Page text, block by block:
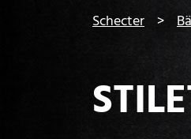
Schecter